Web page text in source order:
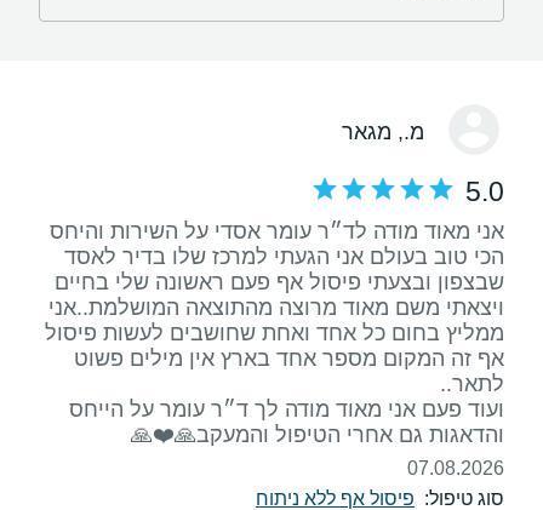
מ., מגאר
5.0
אני מאוד מודה לד״ר עומר אסדי על השירות והיחס
הכי טוב בעולם אני הגעתי למרכז שלו בדיר לאסד
שבצפון ובצעתי פיסול אף פעם ראשונה שלי בחיים
ויצאתי משם מאוד מרוצה מהתוצאה המושלמת..אני
ממליץ בחום כל אחד ואחת שחושבים לעשות פיסול
אף זה המקום מספר אחד בארץ אין מילים פשוט
ועוד פעם אני מאוד מודה לך ד״ר עומר על הייחס
והדאגות גם אחרי הטיפול והמעקב🙏❤️🙏
07.08.2026
סוג טיפול: פיסול אף ללא ניתוח